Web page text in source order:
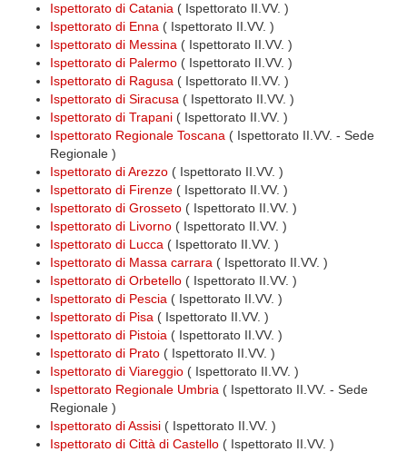
Ispettorato di Catania ( Ispettorato II.VV. )
Ispettorato di Enna ( Ispettorato II.VV. )
Ispettorato di Messina ( Ispettorato II.VV. )
Ispettorato di Palermo ( Ispettorato II.VV. )
Ispettorato di Ragusa ( Ispettorato II.VV. )
Ispettorato di Siracusa ( Ispettorato II.VV. )
Ispettorato di Trapani ( Ispettorato II.VV. )
Ispettorato Regionale Toscana ( Ispettorato II.VV. - Sede
Regionale )
Ispettorato di Arezzo ( Ispettorato II.VV. )
Ispettorato di Firenze ( Ispettorato II.VV. )
Ispettorato di Grosseto ( Ispettorato II.VV. )
Ispettorato di Livorno ( Ispettorato II.VV. )
Ispettorato di Lucca ( Ispettorato II.VV. )
Ispettorato di Massa carrara ( Ispettorato II.VV. )
Ispettorato di Orbetello ( Ispettorato II.VV. )
Ispettorato di Pescia ( Ispettorato II.VV. )
Ispettorato di Pisa ( Ispettorato II.VV. )
Ispettorato di Pistoia ( Ispettorato II.VV. )
Ispettorato di Prato ( Ispettorato II.VV. )
Ispettorato di Viareggio ( Ispettorato II.VV. )
Ispettorato Regionale Umbria ( Ispettorato II.VV. - Sede
Regionale )
Ispettorato di Assisi ( Ispettorato II.VV. )
Ispettorato di Città di Castello ( Ispettorato II.VV. )